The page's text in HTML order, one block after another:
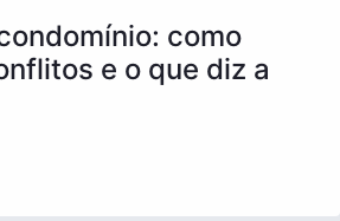
como
e o que diz a